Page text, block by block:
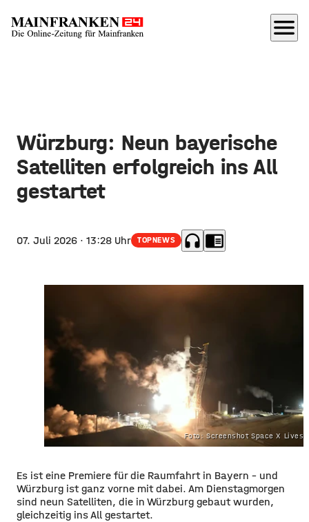
menu
Würzburg: Neun bayerische
Satelliten erfolgreich ins All
gestartet
07. Juli 2026 · 13:28 Uhr TOPNEWS headphones chrome_reader_mode
Foto: Screenshot Space X
Es ist eine Premiere für die Raumfahrt in Bayern – und
Würzburg ist ganz vorne mit dabei. Am Dienstagmorgen
sind neun Satelliten, die in Würzburg gebaut wurden,
gleichzeitig ins All gestartet.